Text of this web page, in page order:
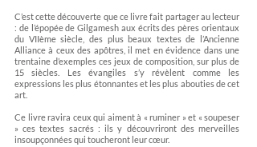
C’est cette découverte que ce livre fait partager au lecteur
: de l’épopée de Gilgamesh aux écrits des pères orientaux
du VIIème siècle, des plus beaux textes de l’Ancienne
Alliance à ceux des apôtres, il met en évidence dans une
trentaine d’exemples ces jeux de composition, sur plus de
15 siècles. Les évangiles s’y révèlent comme les
expressions les plus étonnantes et les plus abouties de cet
art.
Ce livre ravira ceux qui aiment à « ruminer » et « soupeser
» ces textes sacrés : ils y découvriront des merveilles
insoupçonnées qui toucheront leur cœur.